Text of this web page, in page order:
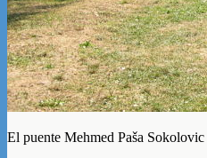
El puente Mehmed Paša